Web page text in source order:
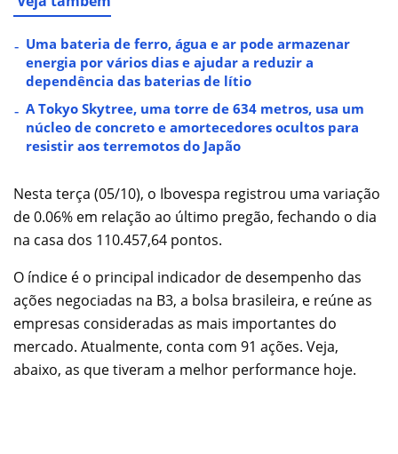
Uma bateria de ferro, água e ar pode armazenar
energia por vários dias e ajudar a reduzir a
dependência das baterias de lítio
A Tokyo Skytree, uma torre de 634 metros, usa um
núcleo de concreto e amortecedores ocultos para
resistir aos terremotos do Japão
Nesta terça (05/10), o Ibovespa registrou uma variação
de 0.06% em relação ao último pregão, fechando o dia
na casa dos 110.457,64 pontos.
O índice é o principal indicador de desempenho das
ações negociadas na B3, a bolsa brasileira, e reúne as
empresas consideradas as mais importantes do
mercado. Atualmente, conta com 91 ações. Veja,
abaixo, as que tiveram a melhor performance hoje.